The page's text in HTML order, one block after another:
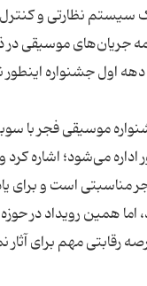
سیستم نظارتی و
جریان‌های موسیقی در
اول جشنواره اینطور
موسیقی فجر با
می‌شود؛ اشاره کرد
مناسبتی است و برای
اما همین رویداد در
رقابتی مهم برای